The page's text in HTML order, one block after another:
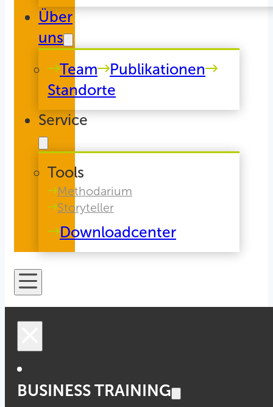
Über
uns
Team
Publikationen
Standorte
Service
Tools
Methodarium
Storyteller
Downloadcenter
BUSINESS TRAINING